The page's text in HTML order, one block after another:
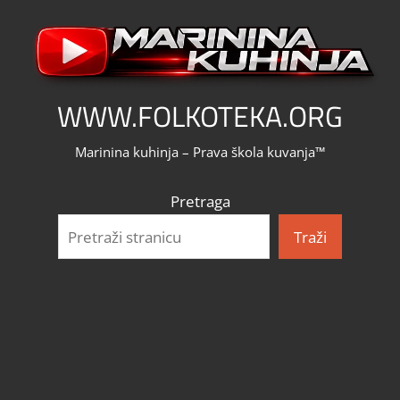
content
WWW.FOLKOTEKA.ORG
Marinina kuhinja – Prava škola kuvanja™
Pretraga
Traži